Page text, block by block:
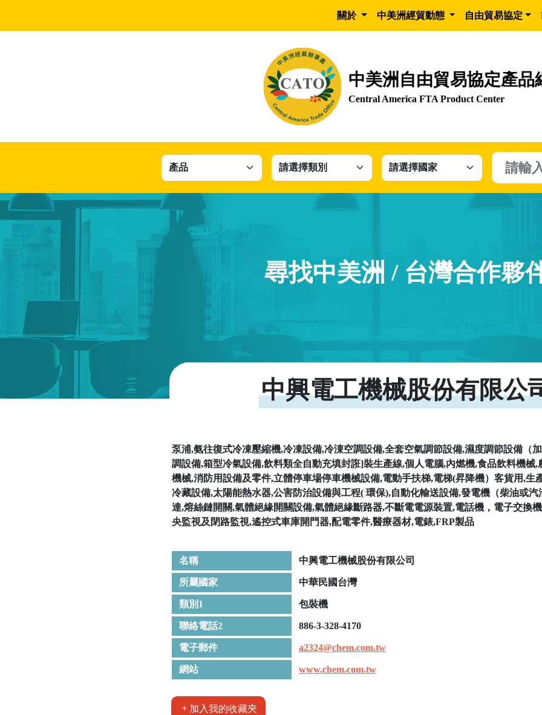
關於 中美洲經貿動態 自由貿易協定
中美洲自由貿易協定產品
Central America FTA Product Center
尋找中美洲 / 台灣合作夥
中興電工機械股份有限公
泵浦,氨往復式冷凍壓縮機,冷凍設備,冷涷空調設備,全套空氣調節設備,濕度調節設備（
調設備,箱型冷氣設備,飲料類全自動充填封誑]裝生產線,個人電腦,內燃機,食品飲料機械,
機械,消防用設備及零件,立體停車場停車機械設備,電動手扶梯,電梯(昇降機）客貨用,生
冷藏設備,太陽能熱水器,公害防治設備與工程( 環保),自動化輸送設備,發電機（柴油或
達,熔絲鏈開關,氣體絕緣開關設備,氣體絕緣斷路器,不斷電電源裝置,電話機，電子交換
央監視及閉路監視,遙控式車庫開門器,配電零件,醫療器材,電錶,FRP製品
名稱 中興電工機械股份有限公司
所屬國家 中華民國台灣
類別1 包裝機
聯絡電話2 886-3-328-4170
電子郵件 a2324@chem.com.tw
網站 www.chem.com.tw
加入我的收藏夾